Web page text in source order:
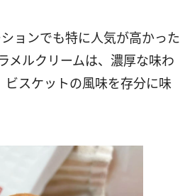
ョンでも特に人気が高かった
メルクリームは、濃厚な味わ
スケットの風味を存分に味